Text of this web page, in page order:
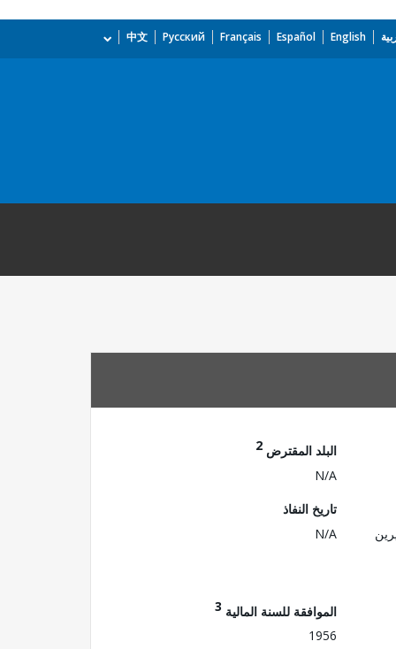
English
Español
Français
Русский
中文
البلد المقترض 2
N/A
تاريخ النفاذ
N/A
الموافقة للسنة المالية 3
1956